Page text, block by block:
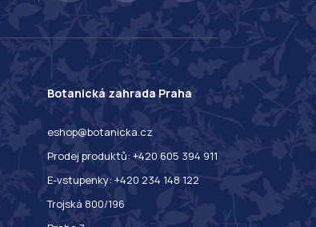
Botanická zahrada Praha
eshop@botanicka.cz
Prodej produktů: +420 605 394 911
E-vstupenky: +420 234 148 122
Trojská 800/196